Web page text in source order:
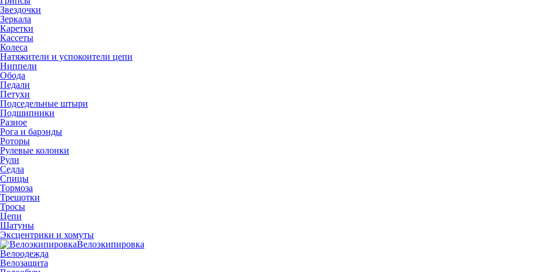
Звездочки
Зеркала
Каретки
Кассеты
Колеса
Натяжители и успокоители цепи
Ниппели
Обода
Педали
Петухи
Подседельные штыри
Подшипники
Разное
Рога и барэнды
Роторы
Рулевые колонки
Рули
Седла
Спицы
Тормоза
Трещотки
Тросы
Цепи
Шатуны
Эксцентрики и хомуты
Велоэкипировка
Велоодежда
Велозащита